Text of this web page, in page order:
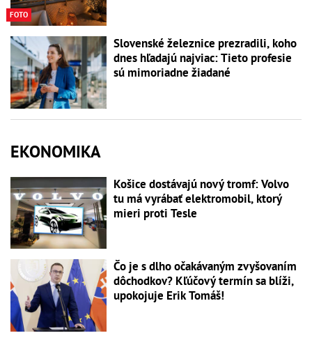
FOTO
Slovenské železnice prezradili, koho
dnes hľadajú najviac: Tieto profesie
sú mimoriadne žiadané
EKONOMIKA
Košice dostávajú nový tromf: Volvo
tu má vyrábať elektromobil, ktorý
mieri proti Tesle
Čo je s dlho očakávaným zvyšovaním
dôchodkov? Kľúčový termín sa blíži,
upokojuje Erik Tomáš!